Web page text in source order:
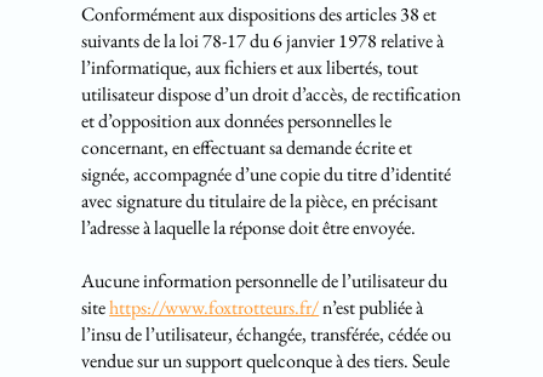
Conformément aux dispositions des articles 38 et
suivants de la loi 78-17 du 6 janvier 1978 relative à
l’informatique, aux fichiers et aux libertés, tout
utilisateur dispose d’un droit d’accès, de rectification
et d’opposition aux données personnelles le
concernant, en effectuant sa demande écrite et
signée, accompagnée d’une copie du titre d’identité
avec signature du titulaire de la pièce, en précisant
l’adresse à laquelle la réponse doit être envoyée.
Aucune information personnelle de l’utilisateur du
sitehttps://www.foxtrotteurs.fr/n’est publiée à
l’insu de l’utilisateur, échangée, transférée, cédée ou
vendue sur un support quelconque à des tiers. Seule